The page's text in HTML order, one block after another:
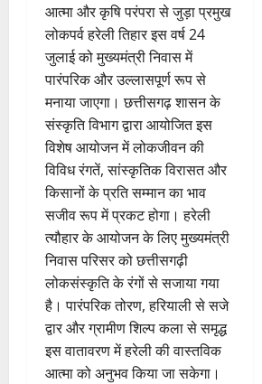
आत्मा और कृषि परंपरा से जुड़ा प्रमुख
लोकपर्व हरेली तिहार इस वर्ष 24
जुलाई को मुख्यमंत्री निवास में
पारंपरिक और उल्लासपूर्ण रूप से
मनाया जाएगा। छत्तीसगढ़ शासन के
संस्कृति विभाग द्वारा आयोजित इस
विशेष आयोजन में लोकजीवन की
विविध रंगतें, सांस्कृतिक विरासत और
किसानों के प्रति सम्मान का भाव
सजीव रूप में प्रकट होगा। हरेली
त्यौहार के आयोजन के लिए मुख्यमंत्री
निवास परिसर को छत्तीसगढ़ी
लोकसंस्कृति के रंगों से सजाया गया
है। पारंपरिक तोरण, हरियाली से सजे
द्वार और ग्रामीण शिल्प कला से समृद्ध
इस वातावरण में हरेली की वास्तविक
आत्मा को अनुभव किया जा सकेगा।